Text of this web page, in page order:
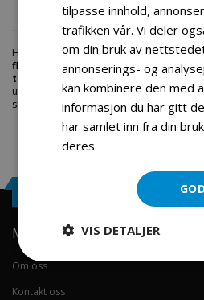
Fil vedlegg
Hos engrosservice.no får du kjøpt
flishuggertil markedets beste priser.
til-gl-1700-flishugger.html
i dag fra
utvalg av produkter innen: Hjem, sport og
skal du være.
Min konto
Om oss
Kontakt oss
tilpasse innhold,
trafikken vår. Vi deler
om din bruk av
annonserings- og
kan kombinere den med
informasjon du har gitt
har samlet inn fra din
deres.
VIS DETALJER